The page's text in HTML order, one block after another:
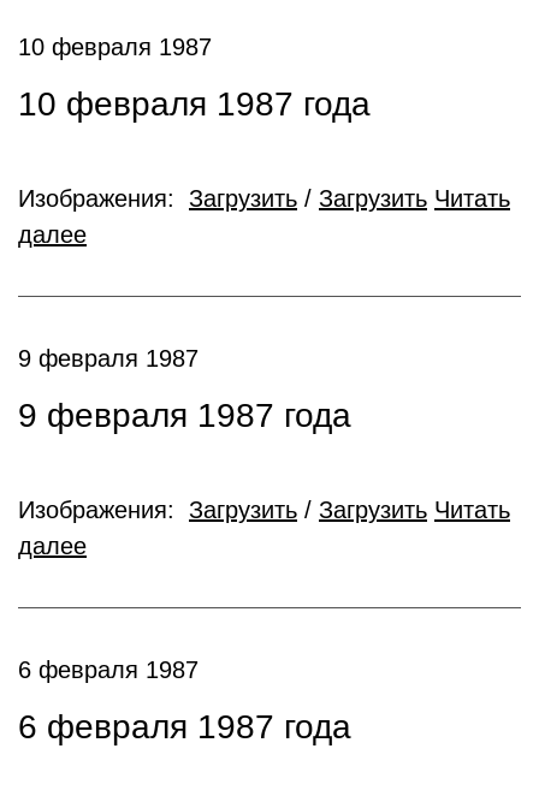
10 февраля 1987
10 февраля 1987 года
Изображения: Загрузить / Загрузить Читать
далее
9 февраля 1987
9 февраля 1987 года
Изображения: Загрузить / Загрузить Читать
далее
6 февраля 1987
6 февраля 1987 года